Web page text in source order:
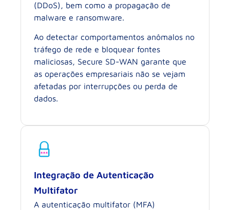
(DDoS), bem como a propagação de
malware e ransomware.
Ao detectar comportamentos anômalos no
tráfego de rede e bloquear fontes
maliciosas, Secure SD-WAN garante que
as operações empresariais não se vejam
afetadas por interrupções ou perda de
dados.
Integração de Autenticação
Multifator
A autenticação multifator (MFA)